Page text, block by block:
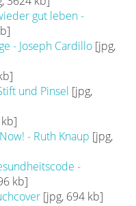
gut leben -
- Joseph Cardillo[jpg,
und Pinsel [jpg,
- Ruth Knaup [jpg,
-
kb]
[jpg, 694 kb]